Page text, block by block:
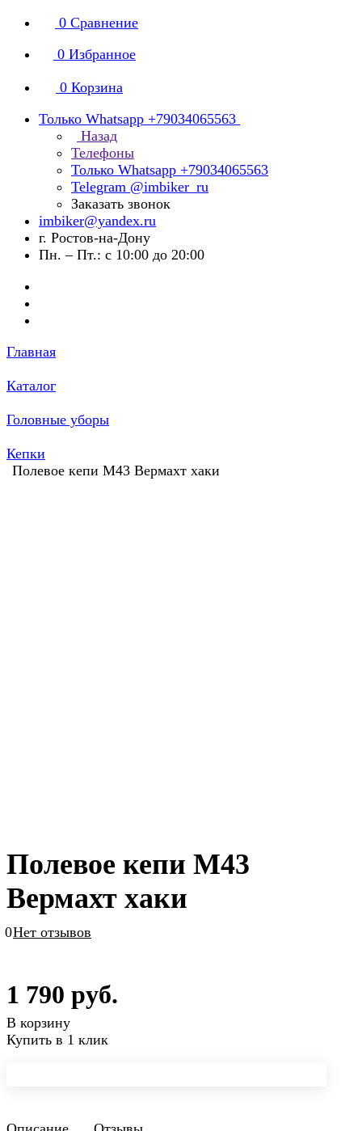
0 Сравнение
0 Избранное
0 Корзина
Только Whatsapp +79034065563
Назад
Телефоны
Только Whatsapp +79034065563
Telegram @imbiker_ru
Заказать звонок
imbiker@yandex.ru
г. Ростов-на-Дону
Пн. – Пт.: с 10:00 до 20:00
Главная
Каталог
Головные уборы
Кепки
Полевое кепи М43 Вермахт хаки
Полевое кепи М43
Вермахт хаки
0Нет отзывов
1 790 руб.
В корзину
Купить в 1 клик